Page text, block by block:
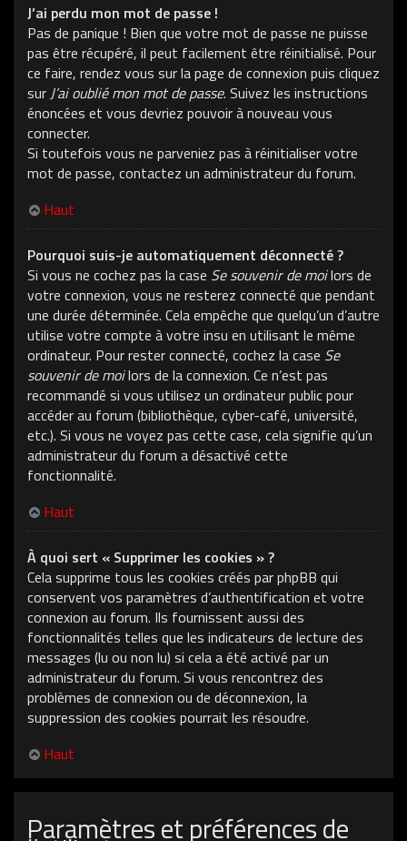
J’ai perdu mon mot de passe !
Pas de panique ! Bien que votre mot de passe ne puisse
pas être récupéré, il peut facilement être réinitialisé. Pour
ce faire, rendez vous sur la page de connexion puis cliquez
sur J’ai oublié mon mot de passe. Suivez les instructions
énoncées et vous devriez pouvoir à nouveau vous
connecter.
Si toutefois vous ne parveniez pas à réinitialiser votre
mot de passe, contactez un administrateur du forum.
Haut
Pourquoi suis-je automatiquement déconnecté ?
Si vous ne cochez pas la case Se souvenir de moilors de
votre connexion, vous ne resterez connecté que pendant
une durée déterminée. Cela empêche que quelqu’un d’autre
utilise votre compte à votre insu en utilisant le même
ordinateur. Pour rester connecté, cochez la case Se
souvenir de moilors de la connexion. Ce n’est pas
recommandé si vous utilisez un ordinateur public pour
accéder au forum (bibliothèque, cyber-café, université,
etc.). Si vous ne voyez pas cette case, cela signifie qu’un
administrateur du forum a désactivé cette
fonctionnalité.
Haut
À quoi sert « Supprimer les cookies » ?
Cela supprime tous les cookies créés par phpBB qui
conservent vos paramètres d’authentification et votre
connexion au forum. Ils fournissent aussi des
fonctionnalités telles que les indicateurs de lecture des
messages (lu ou non lu) si cela a été activé par un
administrateur du forum. Si vous rencontrez des
problèmes de connexion ou de déconnexion, la
suppression des cookies pourrait les résoudre.
Haut
Paramètres et préférences de